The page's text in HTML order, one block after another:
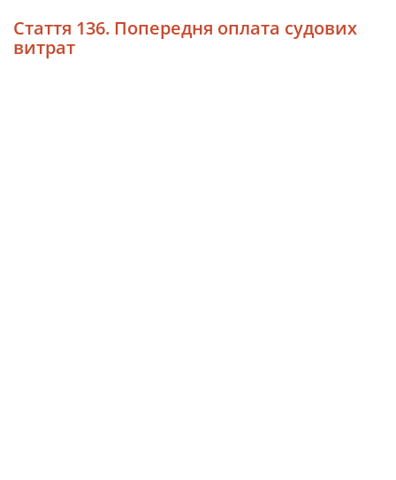
Стаття 136. Попередня оплата судових
витрат